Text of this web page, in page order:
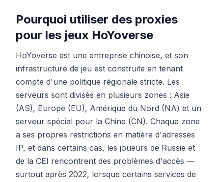
Pourquoi utiliser des proxies
pour les jeux HoYoverse
HoYoverse est une entreprise chinoise, et son
infrastructure de jeu est construite en tenant
compte d'une politique régionale stricte. Les
serveurs sont divisés en plusieurs zones : Asie
(AS), Europe (EU), Amérique du Nord (NA) et un
serveur spécial pour la Chine (CN). Chaque zone
a ses propres restrictions en matière d'adresses
IP, et dans certains cas, les joueurs de Russie et
de la CEI rencontrent des problèmes d'accès —
surtout après 2022, lorsque certains services de